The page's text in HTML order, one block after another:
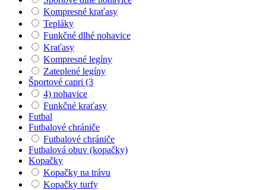
Kompresné kraťasy
Tepláky
Funkčné dlhé nohavice
Kraťasy
Kompresné legíny
Zateplené legíny
Športové capri (3
4) nohavice
Funkčné kraťasy
Futbal
Futbalové chrániče
Futbalové chrániče
Futbalová obuv (kopačky)
Kopačky
Kopačky na trávu
Kopačky turfy